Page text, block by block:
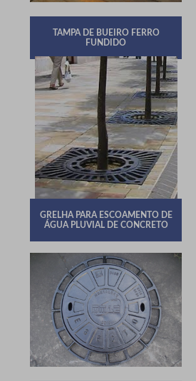
TAMPA DE BUEIRO FERRO
FUNDIDO
GRELHA PARA ESCOAMENTO DE
ÁGUA PLUVIAL DE CONCRETO